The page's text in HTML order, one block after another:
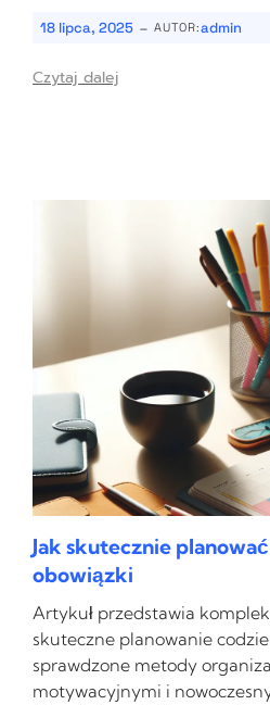
18 lipca, 2025 - AUTOR:admin
Czytaj dalej
Jak skutecznie
obowiązki
Artykuł przedstawia
skuteczne planowanie
sprawdzone metody
motywacyjnymi i